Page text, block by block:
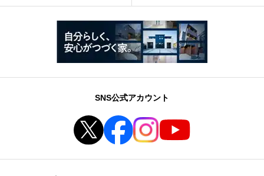
SNS公式アカウント